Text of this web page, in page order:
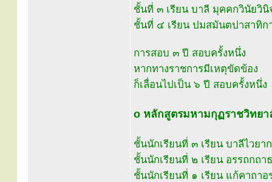
ชั้นที่ ๓ เรียน บาลี มุคคกวินัยวินิ
ชั้นที่ ๔ เรียน ปมสมันตปาสาทิก
การสอบ ๓ ปี สอบครั้งหนึ่ง
หากทางราชการมีเหตุขัดข้อง
ก็เลื่อนไปเป็น ๖ ปี สอบครั้งหนึ่ง
o หลักสูตรมหามกุฏราชวิทยา
ชั้นนักเรียนที่ ๓ เรียน บาลีไวยา
ชั้นนักเรียนที่ ๒ เรียน อรรถกถ
ชั้นนักเรียนที่ ๑ เรียน แก้คาถา